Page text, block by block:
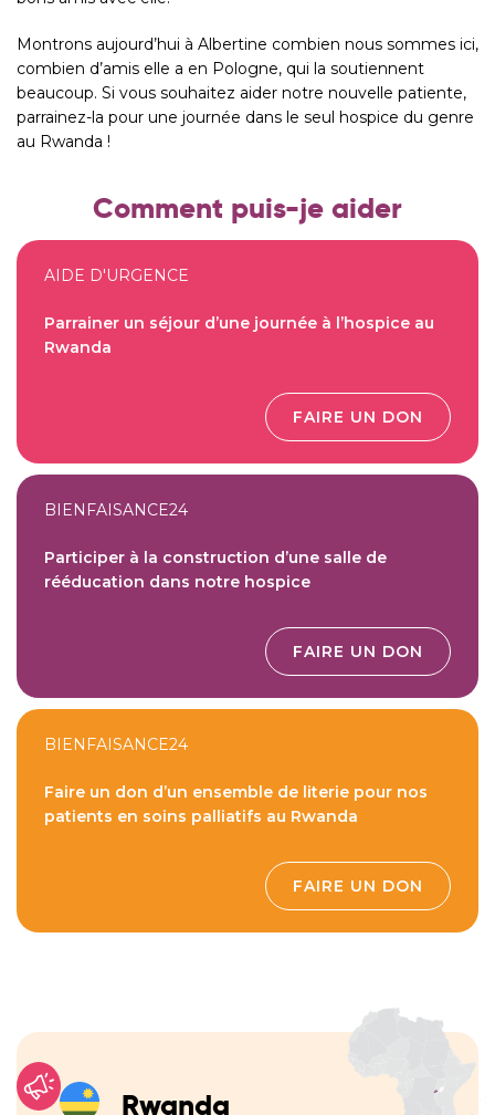
Rwanda
Montrons aujourd’hui à Albertine combien nous sommes ici,
combien d’amis elle a en Pologne, qui la soutiennent
beaucoup. Si vous souhaitez aider notre nouvelle patiente,
parrainez-la pour une journée dans le seul hospice du genre
au Rwanda !
Comment puis-je aider
AIDE D'URGENCE
Parrainer un séjour d’une journée à l’hospice au
Rwanda
FAIRE UN DON
BIENFAISANCE24
Participer à la construction d’une salle de
rééducation dans notre hospice
FAIRE UN DON
BIENFAISANCE24
Faire un don d’un ensemble de literie pour nos
patients en soins palliatifs au Rwanda
FAIRE UN DON